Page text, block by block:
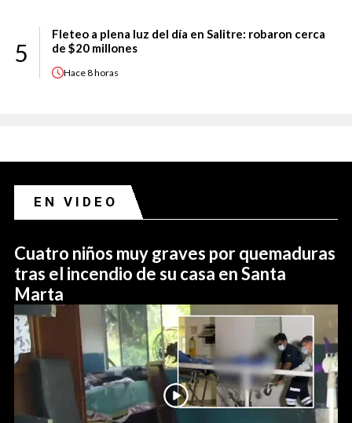
5
Fleteo a plena luz del día en Salitre: robaron cerca
de $20 millones
Hace8 horas
EN VIDEO
Cuatro niños muy graves por quemaduras
tras el incendio de su casa en Santa
Marta